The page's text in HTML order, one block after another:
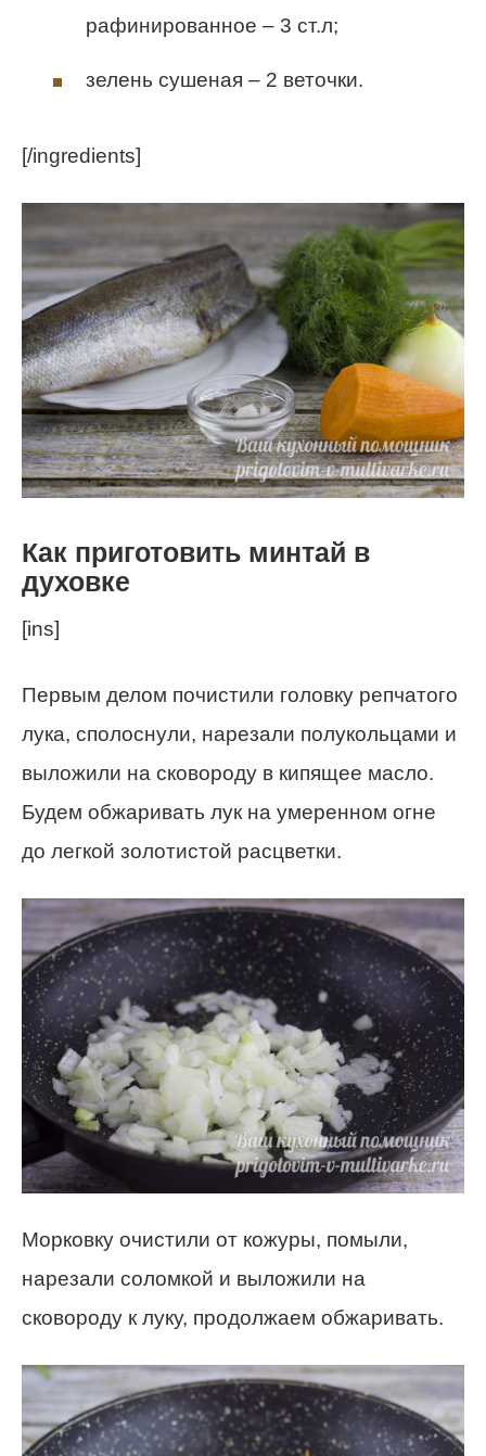
рафинированное – 3 ст.л;
зелень сушеная – 2 веточки.
[/ingredients]
Как приготовить минтай в
духовке
[ins]
Первым делом почистили головку репчатого
лука, сполоснули, нарезали полукольцами и
выложили на сковороду в кипящее масло.
Будем обжаривать лук на умеренном огне
до легкой золотистой расцветки.
Морковку очистили от кожуры, помыли,
нарезали соломкой и выложили на
сковороду к луку, продолжаем обжаривать.